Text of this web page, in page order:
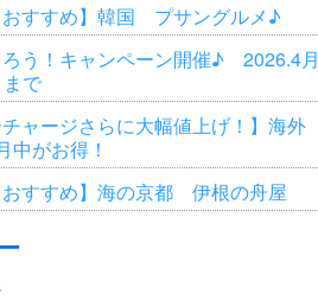
おすすめ】韓国 プサングルメ♪
う！キャンペーン開催♪ 2026.4月
で
チャージさらに大幅値上げ！】海外
中がお得！
おすすめ】海の京都 伊根の舟屋